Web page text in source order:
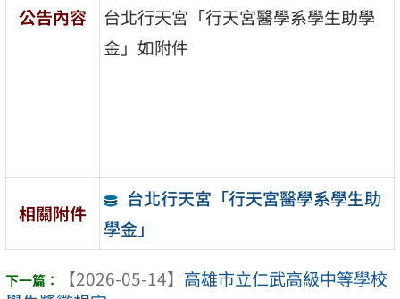
公告內容
台北行天宮「行天宮醫學系學生助學
金」如附件
相關附件
台北行天宮「行天宮醫學系學生助
學金」
【2026-05-14】 高雄市立仁武高級中等學校